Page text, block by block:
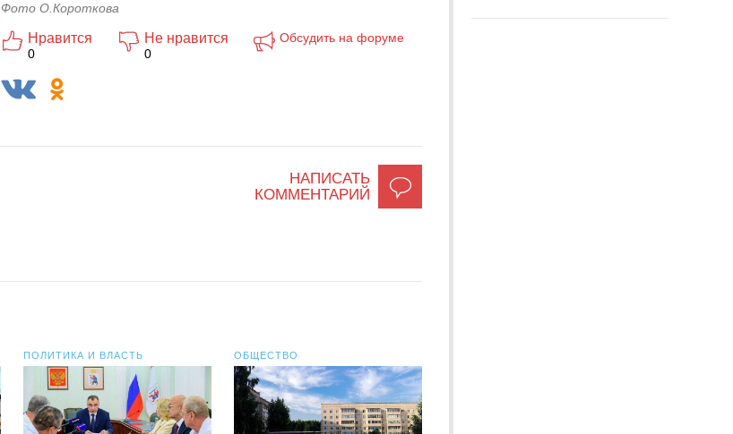
Фото О.Короткова
Нравится
0
Не нравится
0
Обсудить на форуме
НАПИСАТЬ
КОММЕНТАРИЙ
ПОЛИТИКА И ВЛАСТЬ ОБЩЕСТВО